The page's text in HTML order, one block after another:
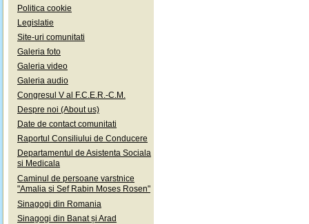
Politica cookie
Legislatie
Site-uri comunitati
Galeria foto
Galeria video
Galeria audio
Congresul V al F.C.E.R.-C.M.
Despre noi (About us)
Date de contact comunitati
Raportul Consiliului de Conducere
Departamentul de Asistenta Sociala
si Medicala
Caminul de persoane varstnice
"Amalia si Sef Rabin Moses Rosen"
Sinagogi din Romania
Sinagogi din Banat și Arad